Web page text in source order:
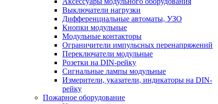
Выключатели нагрузки
Дифференциальные автоматы, УЗО
Кнопки модульные
Модульные контакторы
Ограничители импульсных перенапряжений
Переключатели модульные
Розетки на DIN-рейку
Сигнальные лампы модульные
Измерители, указатели, индикаторы на DIN-
рейку
Пожарное оборудование